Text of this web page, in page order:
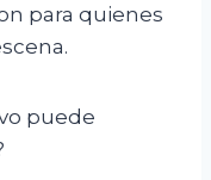
para quienes
puede